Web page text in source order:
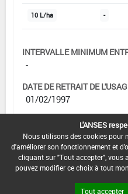
10 L/ha -
INTERVALLE MINIMUM
-
DATE DE RETRAIT DE
01/02/1997
DATE DE FIN DE
-
DATE DE FIN D'UTILISATION :
-
L'ANSES
Nous utilisons des cookies pour
d'améliorer son fonctionnement et
cliquant sur "Tout accepter", vous
pouvez modifier ce choix à tout
Tout accepter